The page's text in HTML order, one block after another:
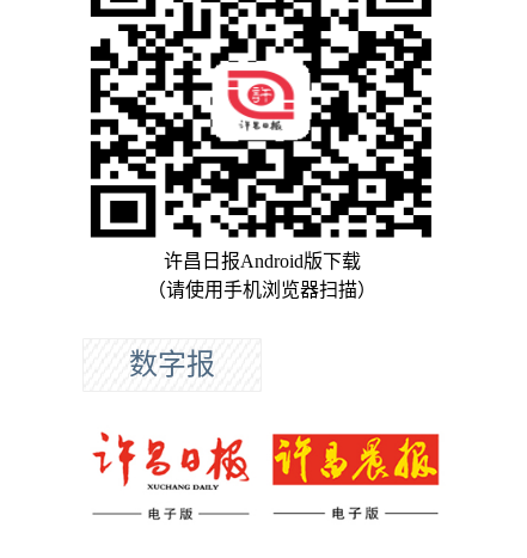
许昌日报Android版下载
（请使用手机浏览器扫描）
数字报